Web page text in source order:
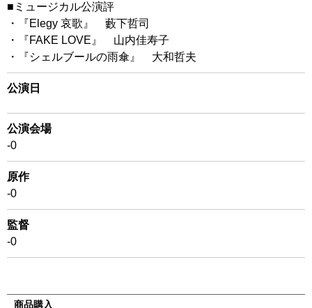
■ミュージカル公演評
・『Elegy 哀歌』 藪下哲司
・『FAKE LOVE』 山内佳寿子
・『シェルブールの雨傘』 大和哲夫
公演日
公演会場
-0
原作
-0
監督
-0
商品購入